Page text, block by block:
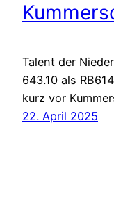
Talent der
643.10 als
kurz vor
22. April 2025